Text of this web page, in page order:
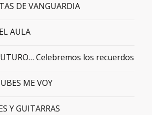
DE VANGUARDIA
AULA
Celebremos los recuerdos
ME VOY
Y GUITARRAS